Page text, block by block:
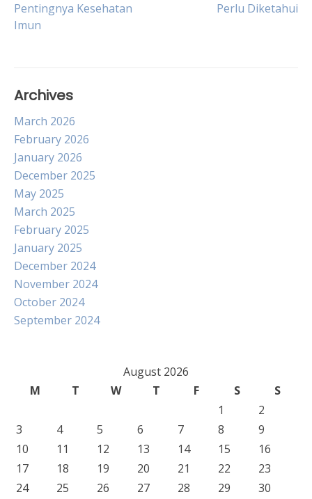
navigation
Pentingnya Kesehatan
Imun
Perlu Diketahui
Archives
March 2026
February 2026
January 2026
December 2025
May 2025
March 2025
February 2025
January 2025
December 2024
November 2024
October 2024
September 2024
August 2026
M
T W T F S
S
1
2
3
4 5 6 7 8
9
10
11 12 13 14 15
16
17
18 19 20 21 22
23
24
25 26 27 28 29
30